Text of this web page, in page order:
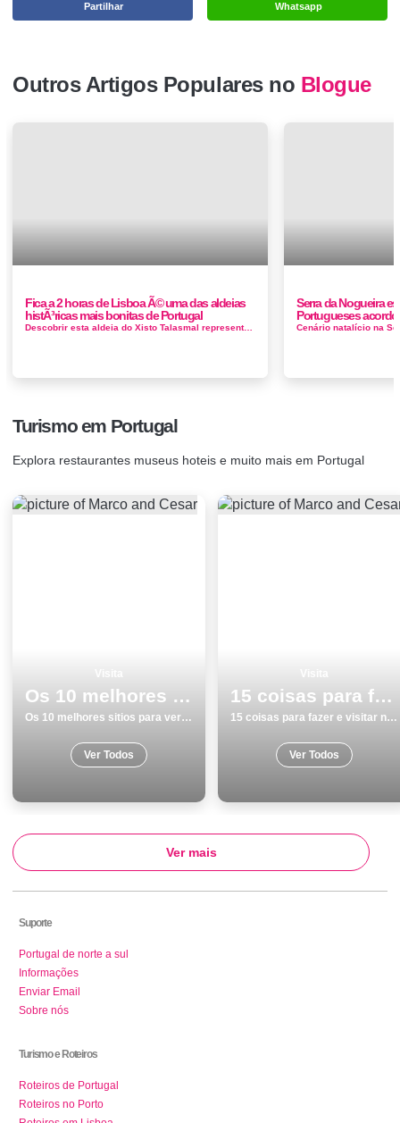
Whatsapp
Partilhar
Outros Artigos Populares no Blogue
Fica a 2 horas de Lisboa Ã© uma das aldeias
histÃ³ricas mais bonitas de Portugal
Descobrir esta aldeia do Xisto Talasmal representa mergulhar no mundo mágico da Serra da Lousã e embrenhar-se numa vegetaçã...
Serra da Nogueira
Portugueses
Turismo em Portugal
Explora restaurantes museus hoteis e muito mais em Portugal
Os 10 melhores sitios para ver e visitar em Portalegre
Os 10 melhores sitios para ver e visitar em Portalegre
Ver Todos
15 coisas para fazer e visitar no inverno em SetÃºbal
15 coisas para fazer e visitar no inverno em SetÃºbal
Ver Todos
Ver mais
Suporte
Portugal de norte a sul
Informações
Enviar Email
Sobre nós
Turismo e Roteiros
Roteiros de Portugal
Roteiros no Porto